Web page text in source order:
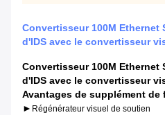
Convertisseur 100M Ethernet
d'IDS avec le convertisseur
Convertisseur 100M Ethernet
d'IDS avec le convertisseur
Avantages de supplément de
► Régénérateur visuel de soutien